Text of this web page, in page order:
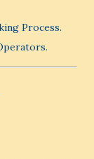
Process.